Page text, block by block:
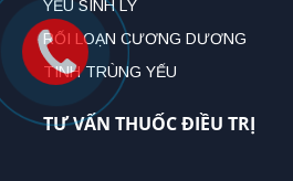
YẾU SINH LÝ
RỐI LOẠN CƯƠNG DƯƠNG
TINH TRÙNG YẾU
TƯ VẤN THUỐC ĐIỀU TRỊ